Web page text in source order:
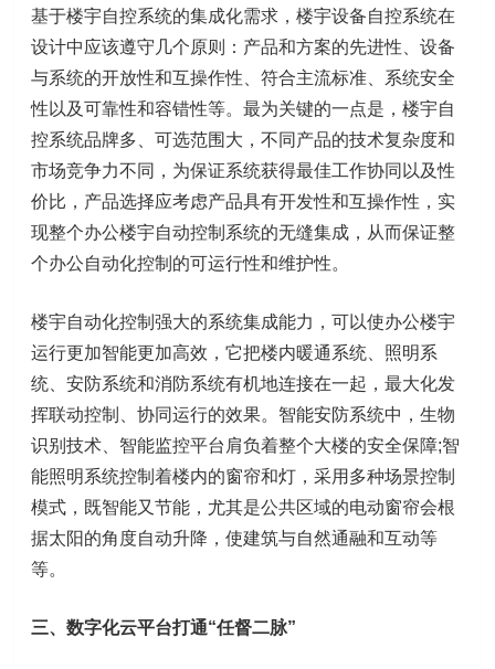
基于楼宇自控系统的集成化需求，楼宇设备自控系统在
设计中应该遵守几个原则：产品和方案的先进性、设备
与系统的开放性和互操作性、符合主流标准、系统安全
性以及可靠性和容错性等。最为关键的一点是，楼宇自
控系统品牌多、可选范围大，不同产品的技术复杂度和
市场竞争力不同，为保证系统获得最佳工作协同以及性
价比，产品选择应考虑产品具有开发性和互操作性，实
现整个办公楼宇自动控制系统的无缝集成，从而保证整
个办公自动化控制的可运行性和维护性。
楼宇自动化控制强大的系统集成能力，可以使办公楼宇
运行更加智能更加高效，它把楼内暖通系统、照明系
统、安防系统和消防系统有机地连接在一起，最大化发
挥联动控制、协同运行的效果。智能安防系统中，生物
识别技术、智能监控平台肩负着整个大楼的安全保障;智
能照明系统控制着楼内的窗帘和灯，采用多种场景控制
模式，既智能又节能，尤其是公共区域的电动窗帘会根
据太阳的角度自动升降，使建筑与自然通融和互动等
等。
三、数字化云平台打通“任督二脉”